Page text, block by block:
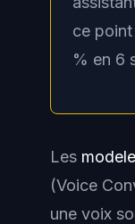
ce
% en 6
Les
(Voice
une voix